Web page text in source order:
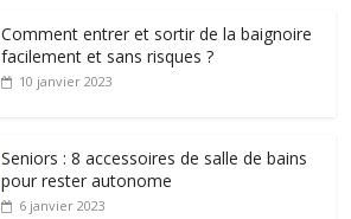
Comment entrer et sortir de la baignoire
facilement et sans risques ?
10 janvier 2023
Seniors : 8 accessoires de salle de bains
pour rester autonome
6 janvier 2023